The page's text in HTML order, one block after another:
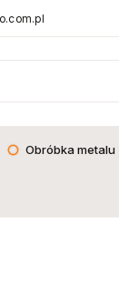
Obróbka metalu